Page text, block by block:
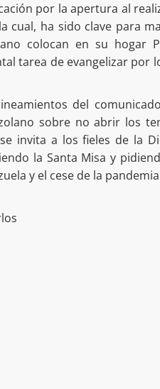
por la apertura al
cual, ha sido clave para
colocan en su hogar
tarea de evangelizar por
del
sobre no abrir los
invita a los fieles de la
la Santa Misa y
y el cese de la